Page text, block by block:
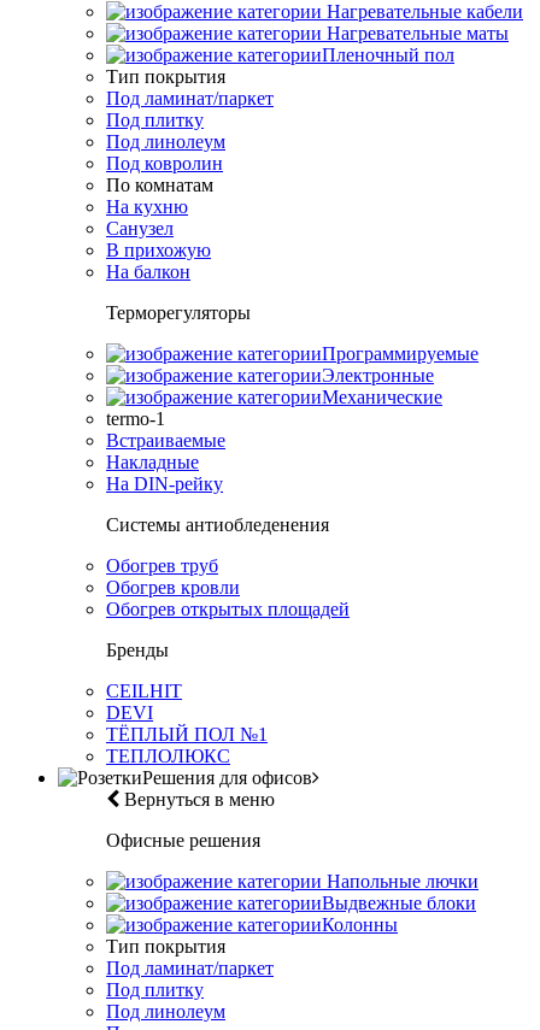
Нагревательные кабели
Нагревательные маты
Пленочный пол
Тип покрытия
Под ламинат/паркет
Под плитку
Под линолеум
Под ковролин
По комнатам
На кухню
Санузел
В прихожую
На балкон
Терморегуляторы
Программируемые
Электронные
Механические
termo-1
Встраиваемые
Накладные
На DIN-рейку
Системы антиобледенения
Обогрев труб
Обогрев кровли
Обогрев открытых площадей
Бренды
CEILHIT
DEVI
ТЁПЛЫЙ ПОЛ №1
ТЕПЛОЛЮКС
Решения для офисов
Вернуться в меню
Офисные решения
Напольные лючки
Выдвежные блоки
Колонны
Тип покрытия
Под ламинат/паркет
Под плитку
Под линолеум